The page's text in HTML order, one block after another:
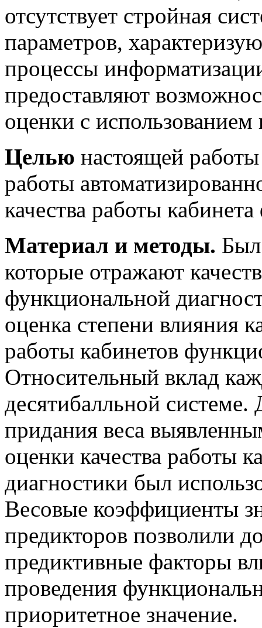
отсутствует стройная
параметров,
процессы
предоставляют
оценки с
Целью настоящей работы
работы
качества работы
Материал и методы. Был
которые отражают
функциональной
оценка степени влияния
работы кабинетов
Относительный вклад
десятибалльной
придания веса
оценки качества работы
диагностики был
Весовые коэффициенты
предикторов позволили
предиктивные факторы
проведения
приоритетное значение.